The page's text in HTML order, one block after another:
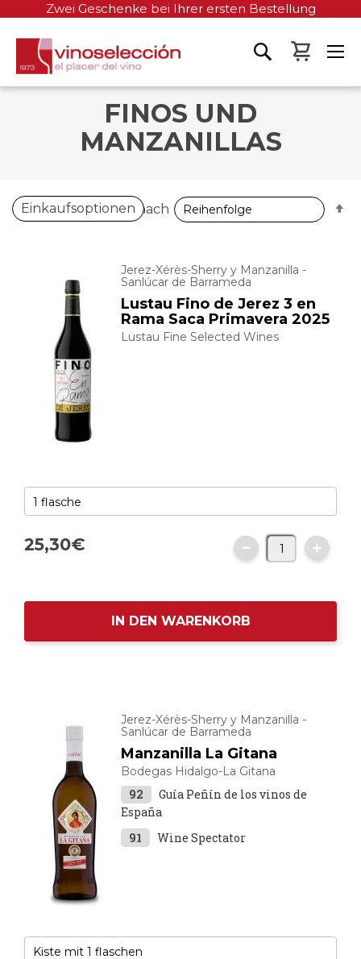
Zwei Geschenke bei Ihrer ersten Bestellung
Mein
FINOS UND
MANZANILLAS
Jerez-Xérès-Sherry y Manzanilla -
Sanlúcar de Barrameda
Lustau Fino de Jerez 3 en
Rama Saca Primavera 2025
Lustau Fine Selected Wines
25,30€
IN DEN WARENKORB
Jerez-Xérès-Sherry y Manzanilla -
Sanlúcar de Barrameda
Manzanilla La Gitana
Bodegas Hidalgo-La Gitana
92
Guía Peñín de los vinos de
España
91
Wine Spectator
Einkaufsoptionen
Sortieren nach